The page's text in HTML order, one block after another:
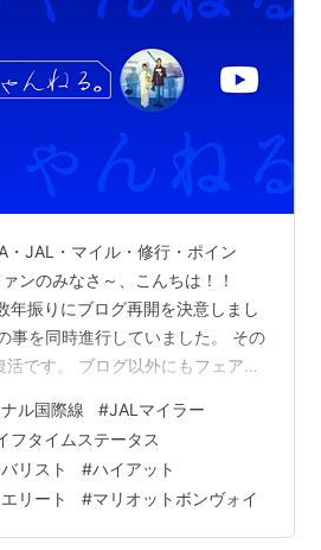
・JAL・マイル・修行・ポイン
ンのみなさ～、こんちは！！
振りにブログ再開を決意しまし
事を同時進行していました。 その
です。 ブログ以外にもフェアフ
フェアやエデュケーショナルフェ
などをメンバーなどを「note」
ます。 そして・・・【7/29
の初公開をします。 復活決意か
グ記事を書き、企画・構…
ル国際線 #JALマイラー
フタイムステータス
リスト #ハイアット
リート #マリオットボンヴォイ